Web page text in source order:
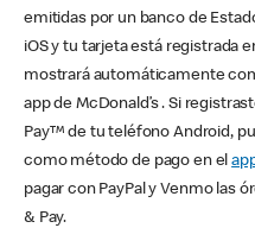
emitidas por un banco de
iOS y tu tarjeta está registrada
mostrará automáticamente
app de McDonald’s . Si
Pay™ de tu teléfono Android,
como método de pago en el
pagar con PayPal y Venmo las
& Pay.